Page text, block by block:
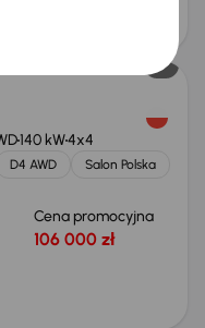
140 kW4x4
D4 AWD
Salon Polska
Cena promocyjna
106 000 zł